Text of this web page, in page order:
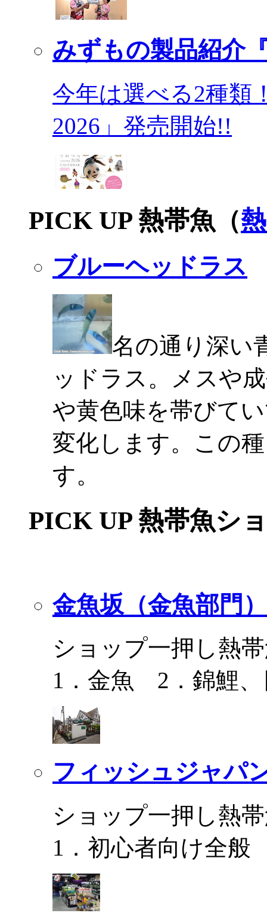
みずもの製品紹介
今年は選べる2種類
2026」発売開始!!
PICK UP 熱帯魚（
ブルーヘッドラス
名の通り深い
ッドラス。メスや
や黄色味を帯びて
変化します。この
す。
PICK UP 熱帯魚シ
金魚坂（金魚部門）
ショップ一押し熱
1．金魚 2．錦鯉、
フィッシュジャパ
ショップ一押し熱
1．初心者向け全